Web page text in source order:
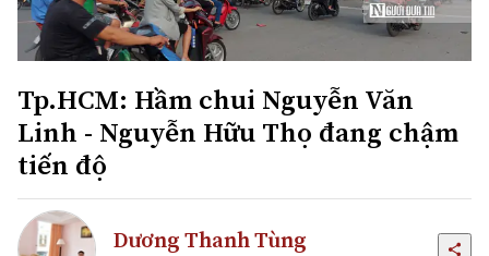
Tp.HCM: Hầm chui Nguyễn Văn
Linh - Nguyễn Hữu Thọ đang chậm
tiến độ
Dương Thanh Tùng